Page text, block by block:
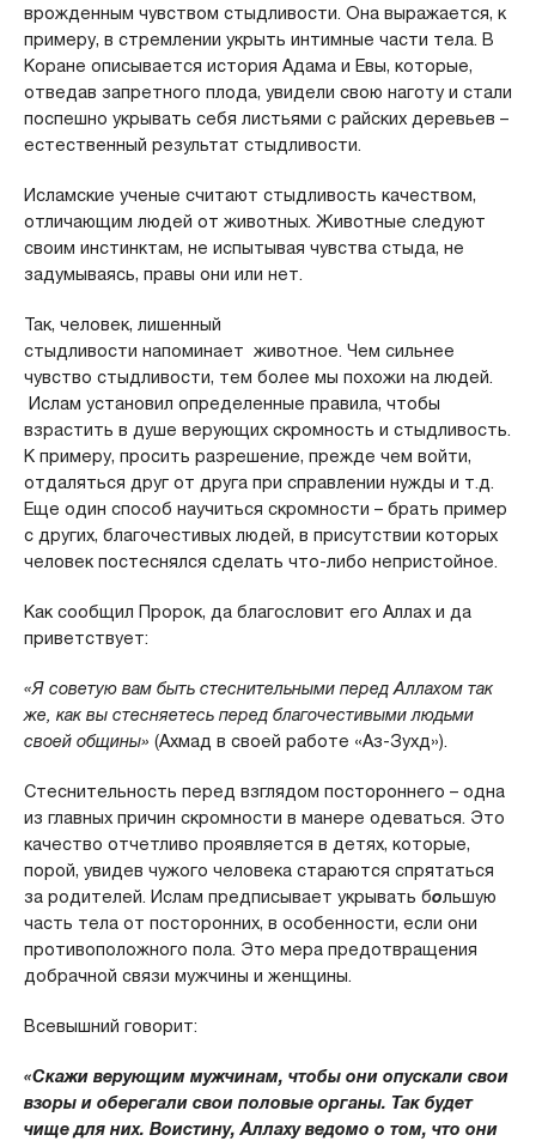
врожденным чувством стыдливости. Она выражается, к
примеру, в стремлении укрыть интимные части тела. В
Коране описывается история Адама и Евы, которые,
отведав запретного плода, увидели свою наготу и стали
поспешно укрывать себя листьями с райских деревьев –
естественный результат стыдливости.
Исламские ученые считают стыдливость качеством,
отличающим людей от животных. Животные следуют
своим инстинктам, не испытывая чувства стыда, не
задумываясь, правы они или нет.
Так, человек, лишенный
стыдливости напоминает животное. Чем сильнее
чувство стыдливости, тем более мы похожи на людей.
Ислам установил определенные правила, чтобы
взрастить в душе верующих скромность и стыдливость.
К примеру, просить разрешение, прежде чем войти,
отдаляться друг от друга при справлении нужды и т.д.
Еще один способ научиться скромности – брать пример
с других, благочестивых людей, в присутствии которых
человек постеснялся сделать что-либо непристойное.
Как сообщил Пророк, да благословит его Аллах и да
приветствует:
«Я советую вам быть стеснительными перед Аллахом так
же, как вы стесняетесь перед благочестивыми людьми
своей общины» (Ахмад в своей работе «Аз-Зухд»).
Стеснительность перед взглядом постороннего – одна
из главных причин скромности в манере одеваться. Это
качество отчетливо проявляется в детях, которые,
порой, увидев чужого человека стараются спрятаться
за родителей. Ислам предписывает укрывать большую
часть тела от посторонних, в особенности, если они
противоположного пола. Это мера предотвращения
добрачной связи мужчины и женщины.
Всевышний говорит:
«Скажи верующим мужчинам, чтобы они опускали свои
взоры и оберегали свои половые органы. Так будет
чище для них. Воистину, Аллаху ведомо о том, что они